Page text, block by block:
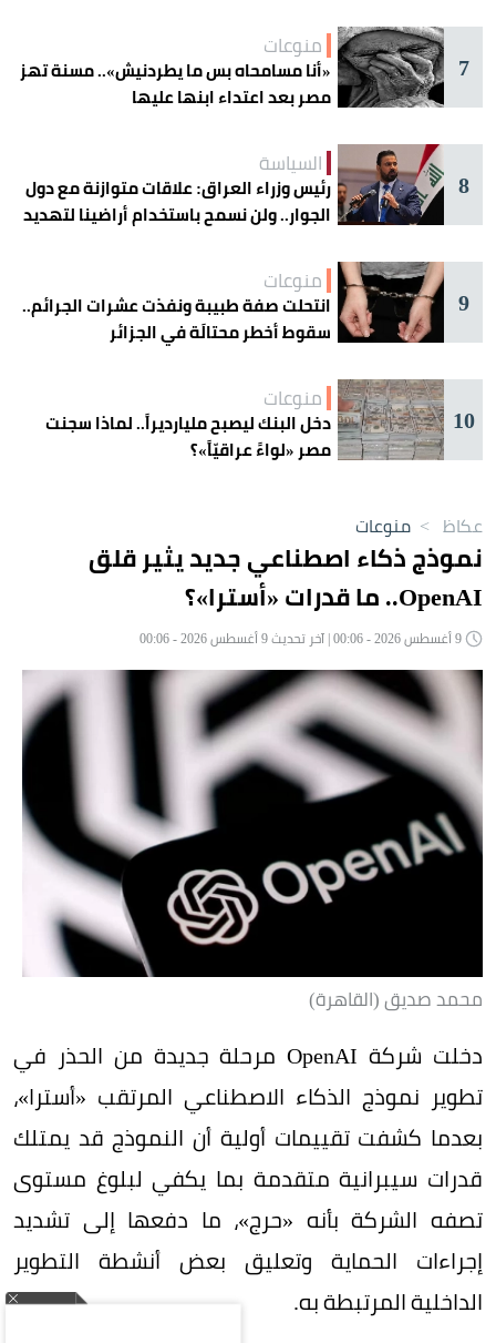
7
منوعات
«أنا مسامحاه بس ما يطردنيش».. مسنة تهز
مصر بعد اعتداء ابنها عليها
8
السياسة
رئيس وزراء العراق: علاقات متوازنة مع دول
الجوار.. ولن نسمح باستخدام أراضينا لتهديد
9
منوعات
انتحلت صفة طبيبة ونفذت عشرات الجرائم..
سقوط أخطر محتالَة في الجزائر
10
منوعات
دخل البنك ليصبح مليارديراً.. لماذا سجنت
مصر «لواءً عراقيّاً»؟
عكاظ > منوعات
نموذج ذكاء اصطناعي جديد يثير قلق
OpenAI.. ما قدرات «أسترا»؟
محمد صديق (القاهرة)
دخلت شركة OpenAI مرحلة جديدة من الحذر في
تطوير نموذج الذكاء الاصطناعي المرتقب «أسترا»،
بعدما كشفت تقييمات أولية أن النموذج قد يمتلك
قدرات سيبرانية متقدمة بما يكفي لبلوغ مستوى
تصفه الشركة بأنه «حرج»، ما دفعها إلى تشديد
إجراءات الحماية وتعليق بعض أنشطة التطوير
الداخلية المرتبطة به.